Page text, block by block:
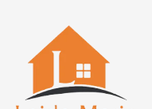
Página inicial